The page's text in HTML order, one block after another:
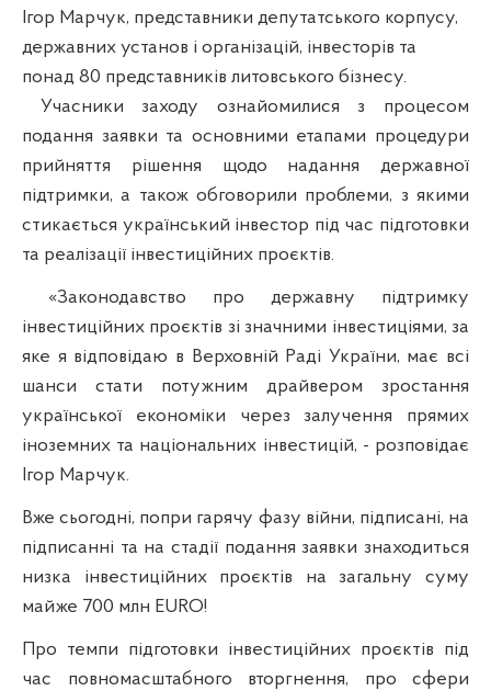
Ігор Марчук, представники депутатського корпусу,
державних установ і організацій, інвесторів та
понад 80 представників литовського бізнесу.
Учасники заходу ознайомилися з процесом
подання заявки та основними етапами процедури
прийняття рішення щодо надання державної
підтримки, а також обговорили проблеми, з якими
стикається український інвестор під час підготовки
та реалізації інвестиційних проєктів.
«Законодавство про державну підтримку
інвестиційних проєктів зі значними інвестиціями, за
яке я відповідаю в Верховній Раді України, має всі
шанси стати потужним драйвером зростання
української економіки через залучення прямих
іноземних та національних інвестицій, - розповідає
Ігор Марчук.
Вже сьогодні, попри гарячу фазу війни, підписані, на
підписанні та на стадії подання заявки знаходиться
низка інвестиційних проєктів на загальну суму
майже 700 млн EURO!
Про темпи підготовки інвестиційних проєктів під
час повномасштабного вторгнення, про сфери